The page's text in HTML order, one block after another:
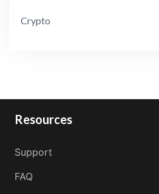
Crypto
Resources
Support
FAQ